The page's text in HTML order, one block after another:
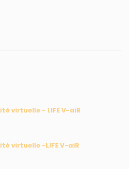
virtuelle - LIFE V-aiR
virtuelle -LIFE V-aiR